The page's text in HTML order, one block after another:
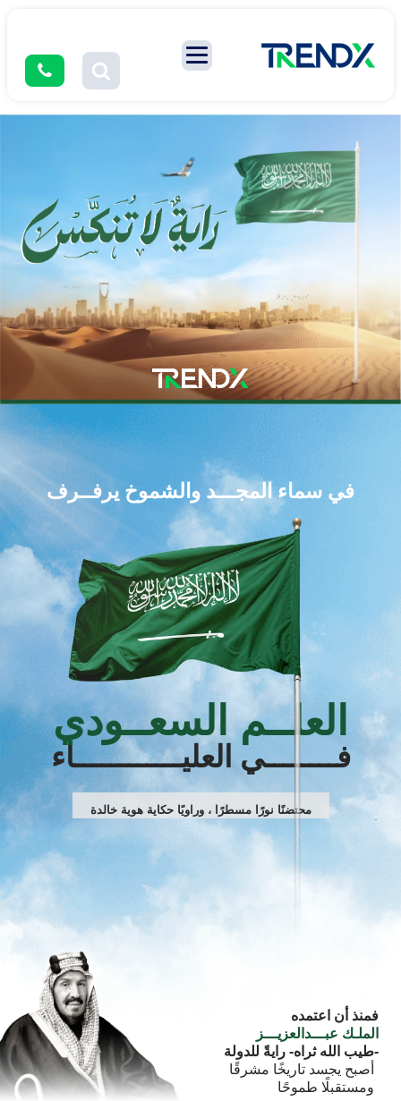
في سماء المجـــد والشموخ يرفــرف
اﻟﻌﻠــﻢ اﻟﺴﻌــﻮدي
ﻓــــــــﻲ اﻟﻌﻠﻴــــــــــــﺎء
محتضنًا نورًا مسطرًا ، وراويًا حكاية هوية خالدة
فمنذ أن اعتمده
الملـك عبـــدالعزيـــز
-طيب الله ثراه- رايةً للدولة
أصبح يجسد تاريخًا مشرقًا
ومستقبلًا طموحًا